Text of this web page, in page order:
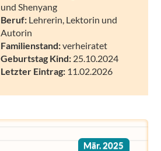
und Shenyang
Beruf: Lehrerin, Lektorin und
Autorin
Familienstand:verheiratet
Geburtstag Kind: 25.10.2024
Letzter Eintrag: 11.02.2026
Mär. 2025